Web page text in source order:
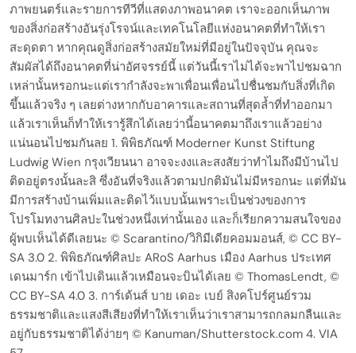
ภาพยนตร์และรายการทีวีที่แสดงภาพอนาคต เราจะออกเห็นภาพ
ของสิ่งก่อสร้างอันรุ่งโรจน์และเทคโนโลยีแห่งอนาคตที่ทำให้เรา
สะดุดตา หากคุณดูสิ่งก่อสร้างสมัยใหม่ที่มีอยู่ในปัจจุบัน คุณจะ
สัมผัสได้ถึงอนาคตที่น่าอัศจรรย์นี้ แต่วันนี้เราไม่ได้จะพาไปชมฉาก
เหล่านั้นหรอกนะแต่เรากำลังจะพาเพื่อนเพื่อนไปชื่นชมกับสิ่งที่เกิด
ขึ้นแล้วจริง ๆ เลยต่างหากกับอาคารและสถานที่สุดล้ำที่ทำออกมา
แล้วเราเห็นก็ทำให้เรารู้สึกได้เลยว่านี้อนาคตมาถึงเราแล้วอย่าง
แน่นอนไปชมกันลย 1. พิพิธภัณฑ์ Moderner Kunst Stiftung
Ludwig Wien กรุงเวียนนา อาจจะงงและสงสัยว่าทำไมถึงมีบ้านไป
ติดอยู่ตรงนั้นละสิ ซึ่งอันที่จริงแล้วตามปกติมันไม่มีหรอกนะ แต่ที่มัน
มีการสร้างบ้านเพิ่มและติดไว้แบบนั้นเพราะเป็นช่วงของการ
โปรโมทงานศิลปะในช่วงหนึ่งเท่านั้นเอง และก็เรียกความสนใจของ
ผู้พบเห็นได้ดีเลยนะ © Scarantino/วิกิมีเดียคอมมอนส์, © CC BY-
SA 3.0 2. พิพิธภัณฑ์ศิลปะ ARoS Aarhus เมือง Aarhus ประเทศ
เดนมาร์ก เข้าไปเดินแล้วเหมือนจะบินได้เลย © ThomasLendt, ©
CC BY-SA 4.0 3. การ์เด้นส์ บาย เดอะ เบย์ สิงคโปร์ศูนย์รวม
ธรรมชาติและแสงสีเสียงที่ทำให้เราเห็นว่าเราสามารถกลมกลืนและ
อยู่กับธรรมชาติได้ง่ายๆ © Kanuman/Shutterstock.com 4. VIA